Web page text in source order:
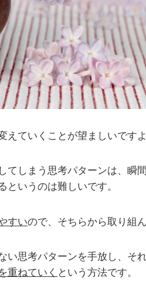
えていくことが望ましいですよ
てしまう思考パターンは、瞬
というのは難しいです。
すいので、そちらから取り組
い思考パターンを手放し、そ
重ねていく という方法です。